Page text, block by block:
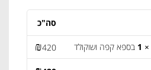
סה"כ
× 1 בספא קפה ושוקולד ₪420